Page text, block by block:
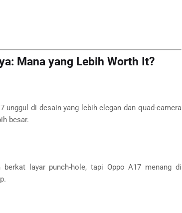
Mana yang Lebih Worth It?
unggul di desain yang lebih elegan dan quad-camera
besar.
layar punch-hole, tapi Oppo A17 menang di